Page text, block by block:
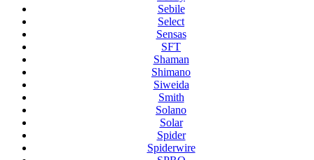
Sebile
Select
Sensas
SFT
Shaman
Shimano
Siweida
Smith
Solano
Solar
Spider
Spiderwire